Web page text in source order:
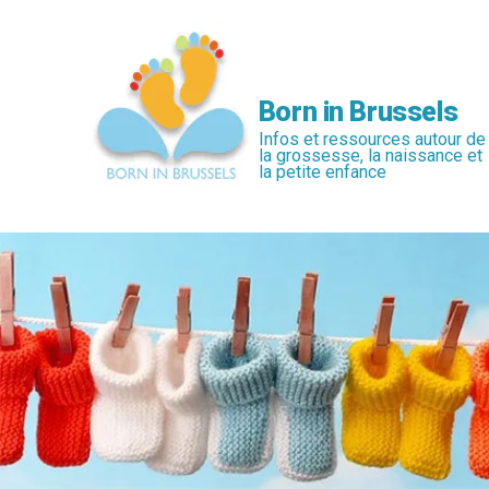
Born in Brussels
Infos et ressources autour de
la grossesse, la naissance et
la petite enfance